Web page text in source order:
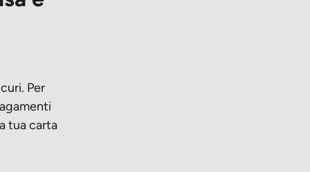
Per
tua carta